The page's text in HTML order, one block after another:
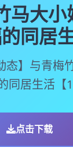
马大小
同居
态】与青梅
同居生活【
点击下载